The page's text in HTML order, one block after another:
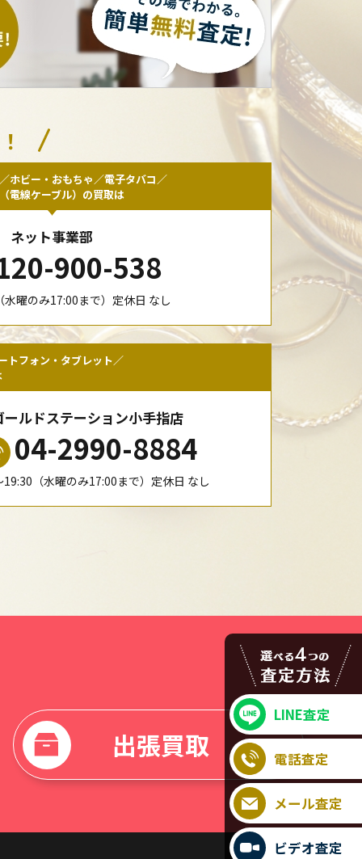
ホビー・おもちゃ／電子タバコ／
電線ケーブル）の買取は
ネット事業部
900-538
水曜のみ17:00まで）定休日 なし
トフォン・タブレット／
ールドステーション小手指店
04-2990-8884
19:30（水曜のみ17:00まで）定休日 なし
出張買取
LINE査定
電話査定
メール査定
ビデオ査定